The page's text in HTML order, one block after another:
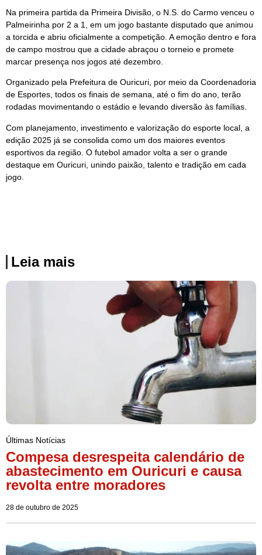
Na primeira partida da Primeira Divisão, o N.S. do Carmo venceu o
Palmeirinha por 2 a 1, em um jogo bastante disputado que animou
a torcida e abriu oficialmente a competição. A emoção dentro e fora
de campo mostrou que a cidade abraçou o torneio e promete
marcar presença nos jogos até dezembro.
Organizado pela Prefeitura de Ouricuri, por meio da Coordenadoria
de Esportes, todos os finais de semana, até o fim do ano, terão
rodadas movimentando o estádio e levando diversão às famílias.
Com planejamento, investimento e valorização do esporte local, a
edição 2025 já se consolida como um dos maiores eventos
esportivos da região. O futebol amador volta a ser o grande
destaque em Ouricuri, unindo paixão, talento e tradição em cada
jogo.
Leia mais
Últimas Notícias
Compesa desrespeita calendário de
abastecimento em Ouricuri e causa
revolta entre moradores
28 de outubro de 2025